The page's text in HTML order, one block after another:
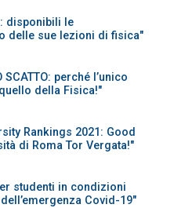
disponibili le
delle sue lezioni di fisica"
SCATTO: perché l’unico
della Fisica!"
Rankings 2021: Good
di Roma Tor Vergata!"
studenti in condizioni
Covid-19"